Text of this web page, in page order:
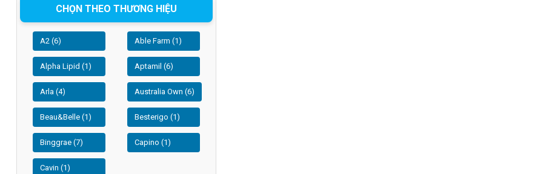
CHỌN THEO THƯƠNG HIỆU
A2 (6) Able Farm (1)
Alpha Lipid (1) Aptamil (6)
Arla (4) Australia Own (6)
Beau&Belle (1) Besterigo (1)
Binggrae (7) Capino (1)
Cavin (1)